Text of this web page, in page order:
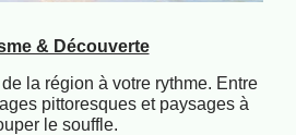
& Découverte
la région à votre rythme. Entre
pittoresques et paysages à
le souffle.